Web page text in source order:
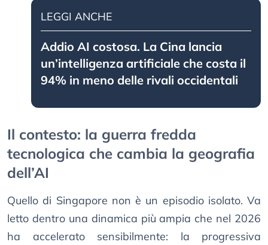
LEGGI ANCHE
Addio AI costosa. La Cina lancia
un’intelligenza artificiale che costa il
94% in meno delle rivali occidentali
Il contesto: la guerra fredda
tecnologica che cambia la geografia
dell’AI
Quello di Singapore non è un episodio isolato. Va
letto dentro una dinamica più ampia che nel 2026
ha accelerato sensibilmente: la progressiva